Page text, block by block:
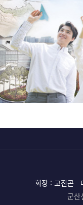
회장 : 고진곤
군산